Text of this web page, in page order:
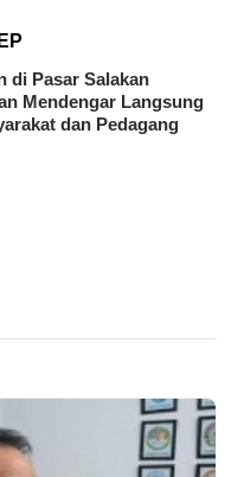
di Pasar Salakan
Mendengar Langsung
dan Pedagang